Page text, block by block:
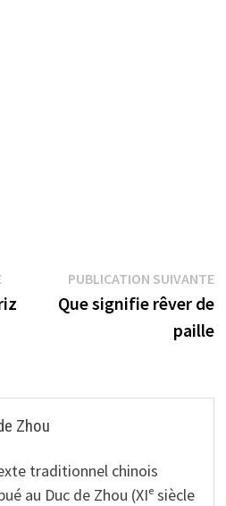
Publication
précédente :
PUBLICATION SUIVANTE
Que signifie rêver de
paille
Zhou
traditionnel chinois
au Duc de Zhou (XIᵉ siècle